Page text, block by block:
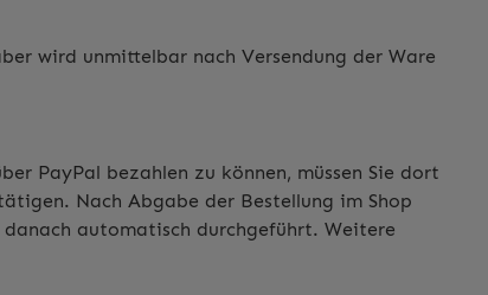
wird unmittelbar nach Versendung der Ware
PayPal bezahlen zu können, müssen Sie dort
Nach Abgabe der Bestellung im Shop
automatisch durchgeführt. Weitere